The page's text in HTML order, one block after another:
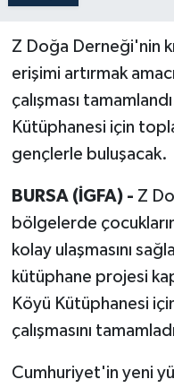
Z Doğa Derneği'nin
erişimi artırmak
çalışması
Kütüphanesi için
gençlerle buluşacak.
BURSA (İGFA) - Z
bölgelerde
kolay ulaşmasını
kütüphane projesi
Köyü Kütüphanesi
çalışmasını
Cumhuriyet'in yeni